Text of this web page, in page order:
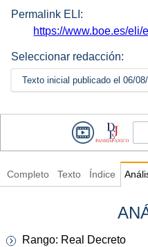
Permalink ELI:
https://www.boe.es/eli/
Seleccionar redacción:
Texto inicial publicado el 06/
Completo Texto Índice
Rango: Real Decreto